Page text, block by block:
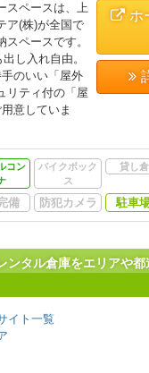
スペースは、上
ア(株)が全国で
ペースです。
し入れ自由。
のいい「屋外
リティ付の「屋
意していま
ホ
コン
バイクボック
ス
貸し
備 防犯カメラ 駐車
ンタル倉庫をエリアや
イト一覧